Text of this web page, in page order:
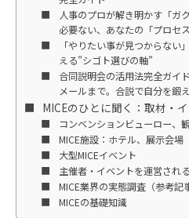
人事のプロが解き明かす「ガ
必要ない、あなたの「プロセ
「やりたい事が見つからな
える”シゴト選びの軸”
合同説明会の活用法完全ガイ
メールまで。合説で自分を鍛
MICEのひとに聞く：取材・
コンベンションビューロー、
MICE施設：ホテル、展示会場
大型MICEイベント
主催者・イベントを運営され
MICE業界の実態調査（参考記
MICEの基礎知識